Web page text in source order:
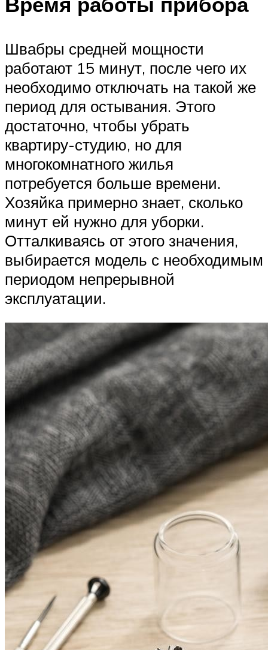
Швабры средней мощности
работают 15 минут, после чего их
необходимо отключать на такой же
период для остывания. Этого
достаточно, чтобы убрать
квартиру-студию, но для
многокомнатного жилья
потребуется больше времени.
Хозяйка примерно знает, сколько
минут ей нужно для уборки.
Отталкиваясь от этого значения,
выбирается модель с необходимым
периодом непрерывной
эксплуатации.